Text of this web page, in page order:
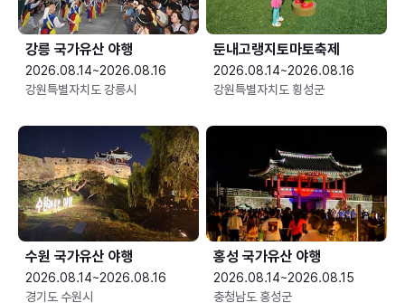
강릉 국가유산 야행
2026.08.14~2026.08.16
강원특별자치도 강릉시
둔내고랭지토마토축제
2026.08.14~2026.08.16
강원특별자치도 횡성군
수원 국가유산 야행
2026.08.14~2026.08.16
경기도 수원시
홍성 국가유산 야행
2026.08.14~2026.08.15
충청남도 홍성군